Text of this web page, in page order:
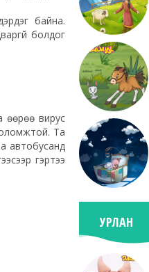
байна.
болдог
өөрөө вирус
Та
автобусанд
гэртээ
УРЛАН